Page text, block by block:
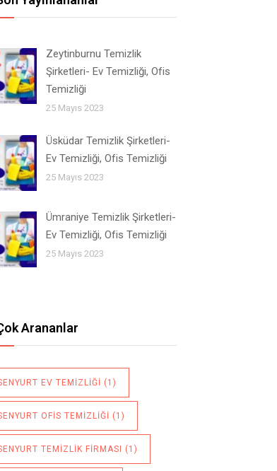
Zeytinburnu Temizlik
Şirketleri- Ev Temizliği, Ofis
Temizliği
25 Mayıs 2023
Üsküdar Temizlik Şirketleri-
Ev Temizliği, Ofis Temizliği
25 Mayıs 2023
Ümraniye Temizlik Şirketleri-
Ev Temizliği, Ofis Temizliği
25 Mayıs 2023
Arananlar
EV TEMIZLIĞI (1)
OFIS TEMIZLIĞI (1)
TEMIZLIK FIRMASI (1)